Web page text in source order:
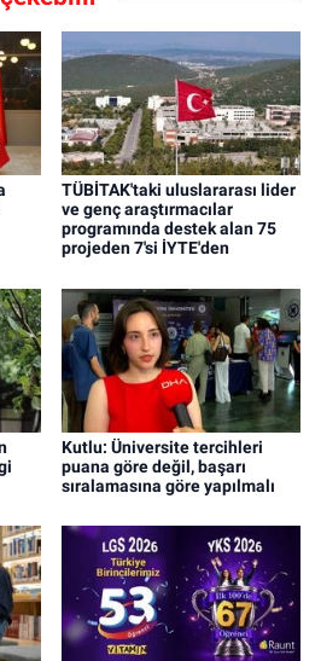
TÜBİTAK'taki uluslararası lider
ve genç araştırmacılar
programında destek alan 75
projeden 7'si İYTE'den
Kutlu: Üniversite tercihleri
puana göre değil, başarı
sıralamasına göre yapılmalı